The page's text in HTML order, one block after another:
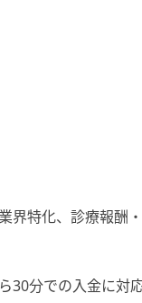
界特化、診療報酬
30分での入金に対